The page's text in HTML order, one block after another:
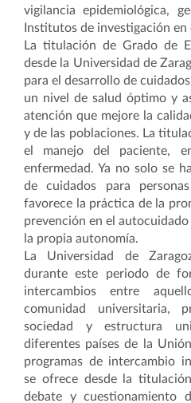
vigilancia epidemiológica,
Institutos de investigación en
La titulación de Grado de
desde la Universidad de
para el desarrollo de
un nivel de salud óptimo y
atención que mejore la
y de las poblaciones. La
el manejo del paciente,
enfermedad. Ya no solo se
de cuidados para
favorece la práctica de la
prevención en el
la propia autonomía.
La Universidad de
durante este periodo de
intercambios entre
comunidad universitaria,
sociedad y estructura
diferentes países de la
programas de intercambio
se ofrece desde la
debate y cuestionamiento